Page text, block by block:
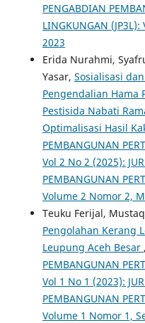
PENGABDIAN
LINGKUNGAN
2023
Erida Nurahmi,
Yasar, Sosialisasi
Pengendalian Hama
Pestisida Nabati
Optimalisasi Hasil
PEMBANGUNAN
Vol 2 No 2 (2025):
PEMBANGUNAN
Volume 2 Nomor 2,
Teuku Ferijal,
Pengolahan Kerang
Leupung Aceh Besar ,
PEMBANGUNAN
Vol 1 No 1 (2023):
PEMBANGUNAN
Volume 1 Nomor 1,